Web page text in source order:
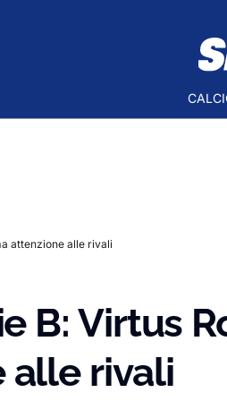
attenzione alle rivali
B: Virtus
alle rivali